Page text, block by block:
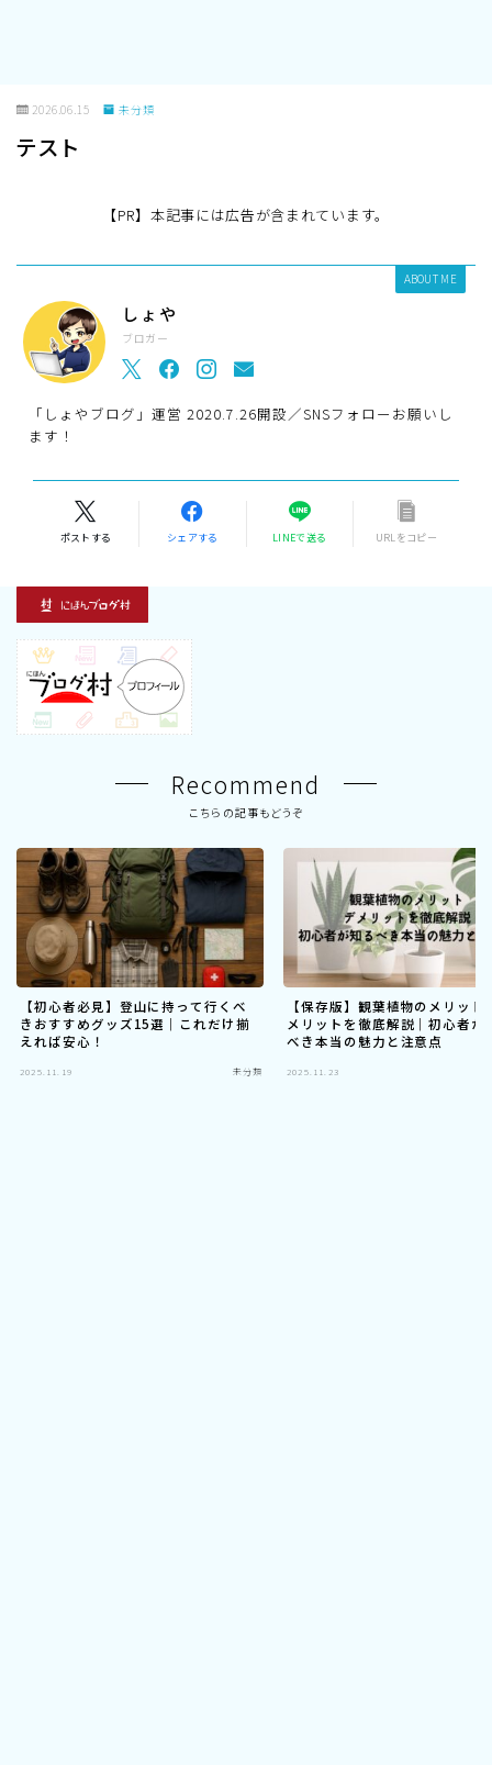
2026.06.15 未分類
テスト
【PR】本記事には広告が含まれています。
ABOUT ME
しょや
ブロガー
「しょやブログ」運営 2020.7.26開設／SNSフォローお願いし
ます！
ポストする シェアする LINEで送る URLをコピー
Recommend
こちらの記事もどうぞ
【初心者必見】登山に持って行くべ
きおすすめグッズ15選｜これだけ揃
えれば安心！
2025.11.19 未分類
【保存版】観葉植物のメリット
メリットを徹底解説｜初心者が
べき本当の魅力と注意点
2025.11.23